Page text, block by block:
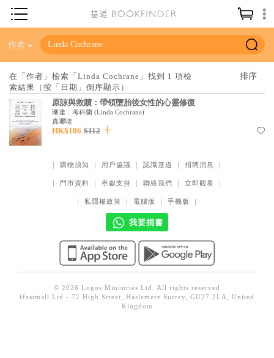
神學／教義
聖經
信仰入門
教會歷史
教會事工
社會／倫理
哲學／宗教比較
見證／傳記
作者
在「作者」檢索「Linda Cochrane」找到 1 項檢
索結果（按「日期」倒序顯示）
原諒與救贖：帶領墮胎後女性的心靈修復
琳達．考科蘭 (Linda Cochrane)
真哪噠
HK$106 $112
｜ 購物須知 ｜ 用戶協議 ｜ 認識基道 ｜ 招聘消息 ｜
｜ 門市資料 ｜ 奉獻支持 ｜ 聯絡我們 ｜ 立即觀看 ｜
｜ 私隱權政策 ｜ 電腦版 ｜ 手機版 ｜
我要捐書
© 2026 Logos Ministries Ltd. All rights reserved
ffastmall Ltd - 72 High Street, Haslemere Surrey, GU27 2LA, United
Kingdom